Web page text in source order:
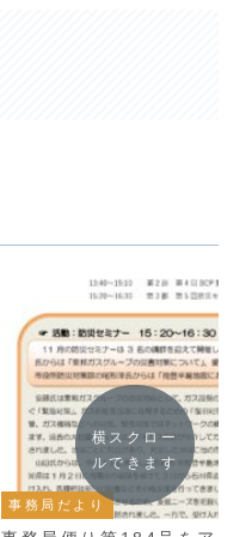
事務局だより
横スクロー
ルできます